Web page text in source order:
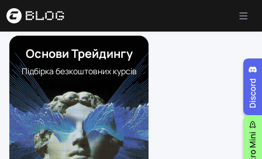
Основи Трейдингу
Підбірка безкоштовних курсів